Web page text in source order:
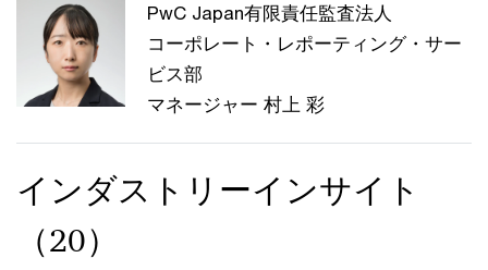
PwC Japan有限責任監査法人
コーポレート・レポーティング・サー
ビス部
マネージャー 村上 彩
インダストリーインサイト
（20）